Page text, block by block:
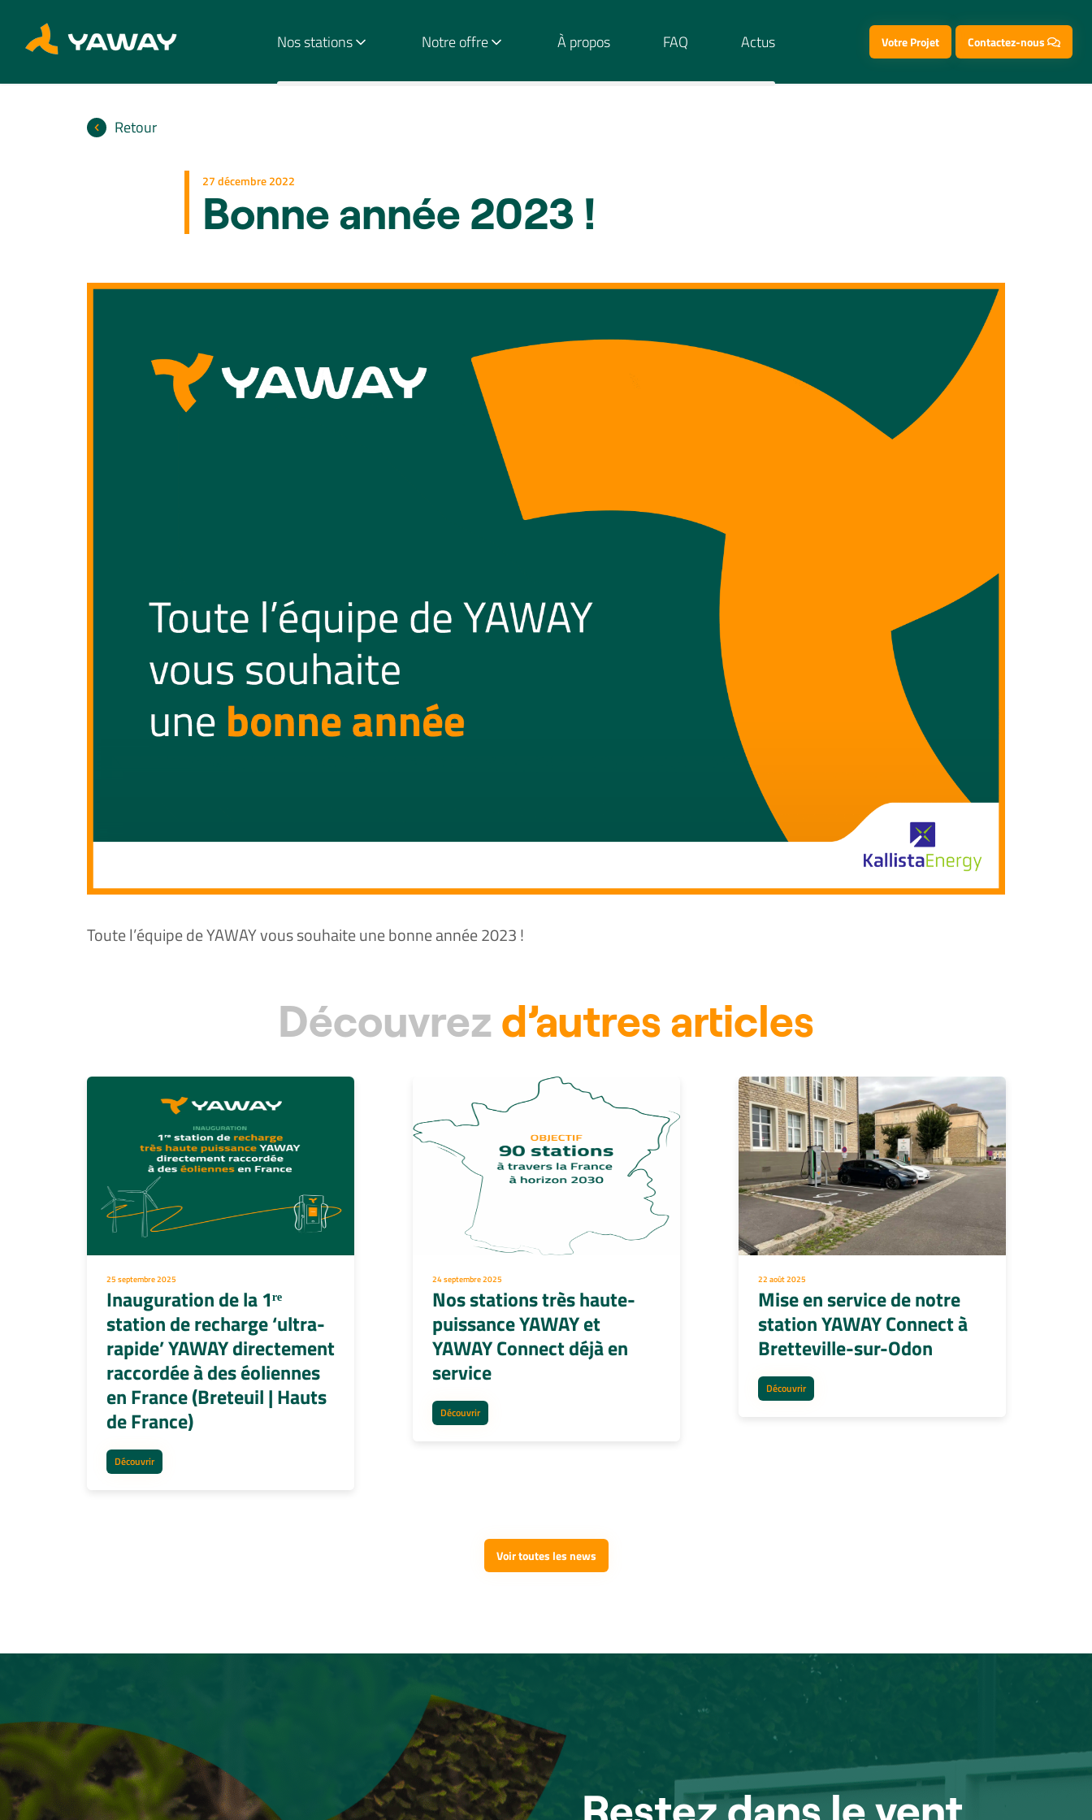
Nos stations Notre offre À propos FAQ Actus Contactez-nous
Votre Projet
Retour
27 décembre 2022
Bonne année 2023 !
Toute l’équipe de YAWAY vous souhaite une bonne année 2023 !
Découvrez d’autres articles
25 septembre 2025
Inauguration de la 1ʳᵉ
station de recharge ‘ultra-
rapide’ YAWAY directement
raccordée à des éoliennes
en France (Breteuil | Hauts
de France)
Découvrir
24 septembre 2025
Nos stations très haute-
puissance YAWAY et
YAWAY Connect déjà en
service
Découvrir
22 août 2025
Mise en service de notre
station YAWAY Connect à
Bretteville-sur-Odon
Découvrir
Voir toutes les news
Restez dans le vent